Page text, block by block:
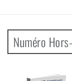
Numéro